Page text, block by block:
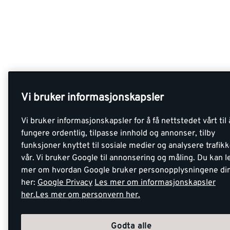
Vi bruker informasjonskapsler
Vi bruker informasjonskapsler for å få nettstedet vårt til
fungere ordentlig, tilpasse innhold og annonser, tilby
funksjoner knyttet til sosiale medier og analysere
vår. Vi bruker Google til annonsering og måling. Du kan
mer om hvordan Google bruker personopplysningene
her: Google Privacy Les mer om informasjonskapsler
her.Les mer om personvern her.
Godta alle